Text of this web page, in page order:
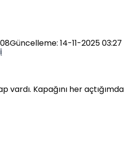
Güncelleme: 14-11-2025 03:27